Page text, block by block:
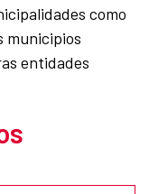
como
municipios
entidades